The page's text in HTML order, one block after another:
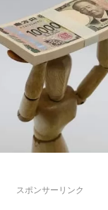
スポンサーリンク